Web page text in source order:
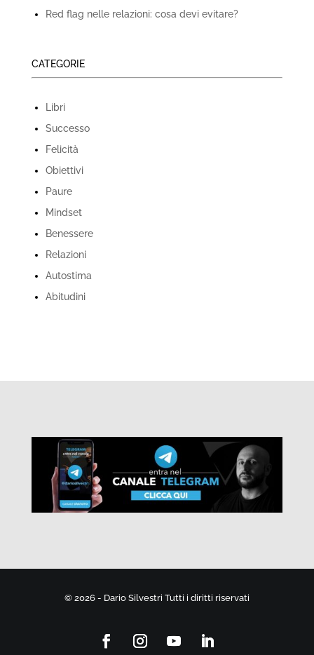
Red flag nelle relazioni: cosa devi evitare?
CATEGORIE
Libri
Successo
Felicità
Obiettivi
Paure
Mindset
Benessere
Relazioni
Autostima
Abitudini
© 2026 - Dario Silvestri Tutti i diritti riservati